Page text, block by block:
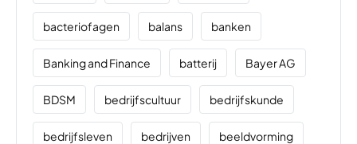
bacteriofagen balans banken
Banking and Finance batterij Bayer AG
BDSM bedrijfscultuur bedrijfskunde
bedrijfsleven bedrijven beeldvorming